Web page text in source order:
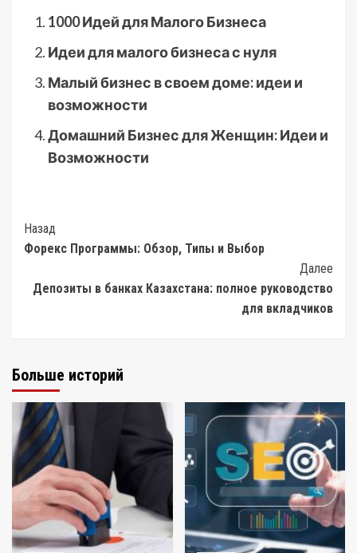
1000 Идей для Малого Бизнеса
Идеи для малого бизнеса с нуля
Малый бизнес в своем доме: идеи и
возможности
Домашний Бизнес для Женщин: Идеи и
Возможности
Post
Navigation
Назад
Форекс Программы: Обзор, Типы и Выбор
Далее
Депозиты в банках Казахстана: полное руководство
для вкладчиков
Больше историй